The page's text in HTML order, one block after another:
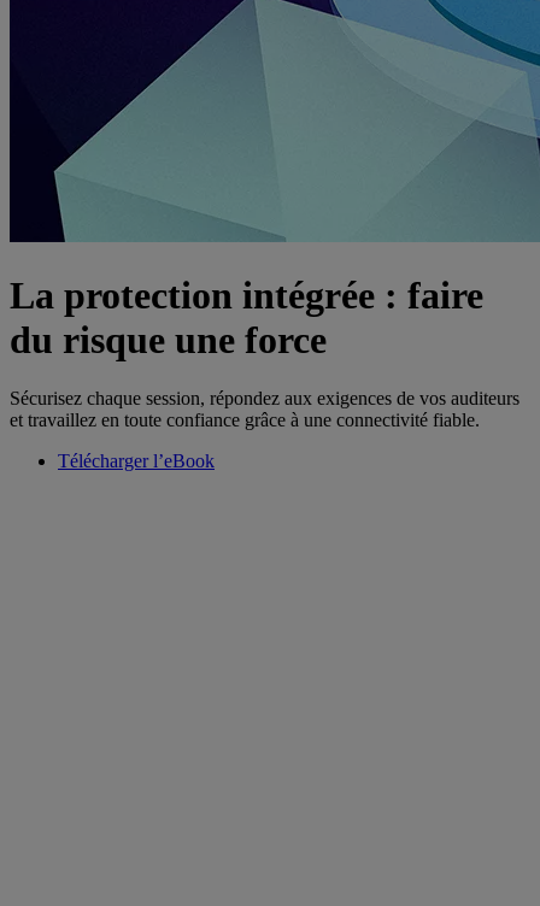
La protection intégrée : faire
du risque une force
Sécurisez chaque session, répondez aux exigences de vos auditeurs
et travaillez en toute confiance grâce à une connectivité fiable.
Télécharger l’eBook